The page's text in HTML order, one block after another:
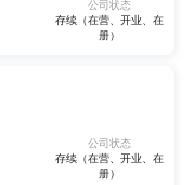
公司状态
存续（在营、开业、在
册）
公司状态
存续（在营、开业、在
册）